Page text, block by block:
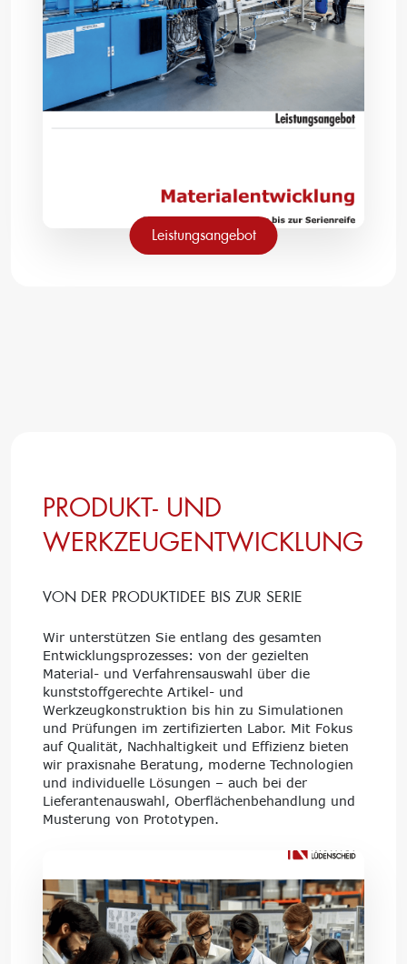
Leistungsangebot
PRODUKT- UND
WERKZEUGENTWICKLUNG
VON DER PRODUKTIDEE BIS ZUR SERIE
Wir unterstützen Sie entlang des gesamten
Entwicklungsprozesses: von der gezielten
Material- und Verfahrensauswahl über die
kunststoffgerechte Artikel- und
Werkzeugkonstruktion bis hin zu Simulationen
und Prüfungen im zertifizierten Labor. Mit Fokus
auf Qualität, Nachhaltigkeit und Effizienz bieten
wir praxisnahe Beratung, moderne Technologien
und individuelle Lösungen – auch bei der
Lieferantenauswahl, Oberflächenbehandlung und
Musterung von Prototypen.